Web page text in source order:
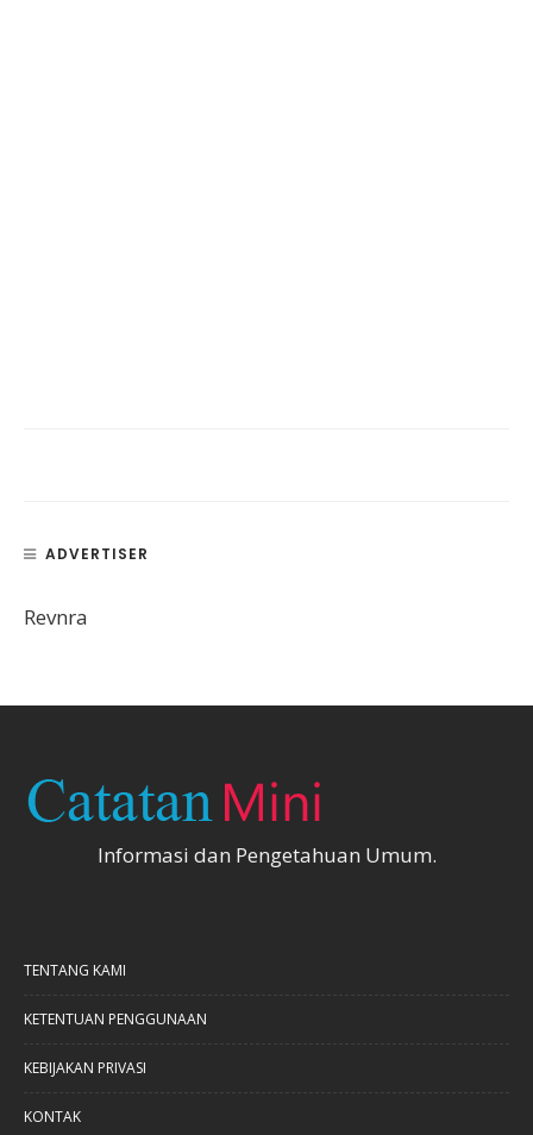
ADVERTISER
Revnra
Informasi dan Pengetahuan Umum.
TENTANG KAMI
KETENTUAN PENGGUNAAN
KEBIJAKAN PRIVASI
KONTAK